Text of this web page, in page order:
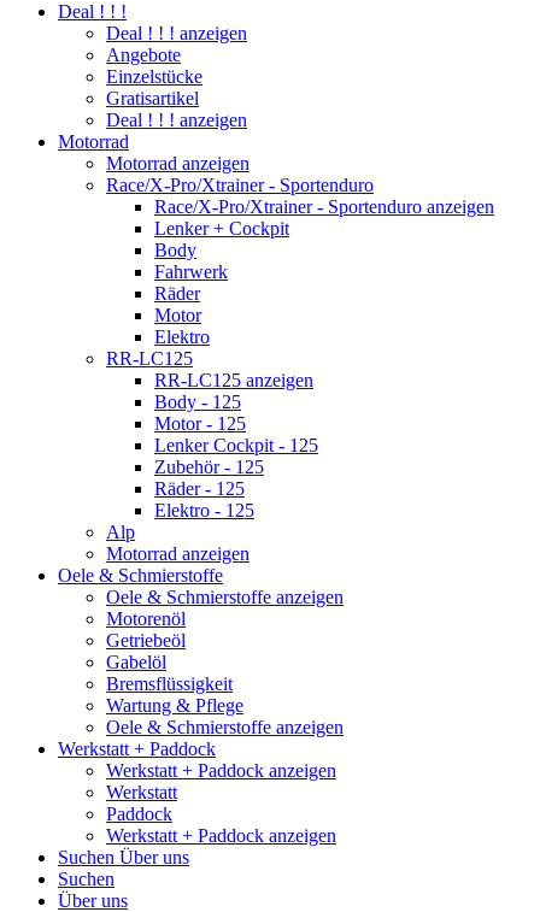
Deal ! ! !
Deal ! ! ! anzeigen
Angebote
Einzelstücke
Gratisartikel
Deal ! ! ! anzeigen
Motorrad
Motorrad anzeigen
Race/X-Pro/Xtrainer - Sportenduro
Race/X-Pro/Xtrainer - Sportenduro anzeigen
Lenker + Cockpit
Body
Fahrwerk
Räder
Motor
Elektro
RR-LC125
RR-LC125 anzeigen
Body - 125
Motor - 125
Lenker Cockpit - 125
Zubehör - 125
Räder - 125
Elektro - 125
Alp
Motorrad anzeigen
Oele & Schmierstoffe
Oele & Schmierstoffe anzeigen
Motorenöl
Getriebeöl
Gabelöl
Bremsflüssigkeit
Wartung & Pflege
Oele & Schmierstoffe anzeigen
Werkstatt + Paddock
Werkstatt + Paddock anzeigen
Werkstatt
Paddock
Werkstatt + Paddock anzeigen
Suchen Über uns
Suchen
Über uns